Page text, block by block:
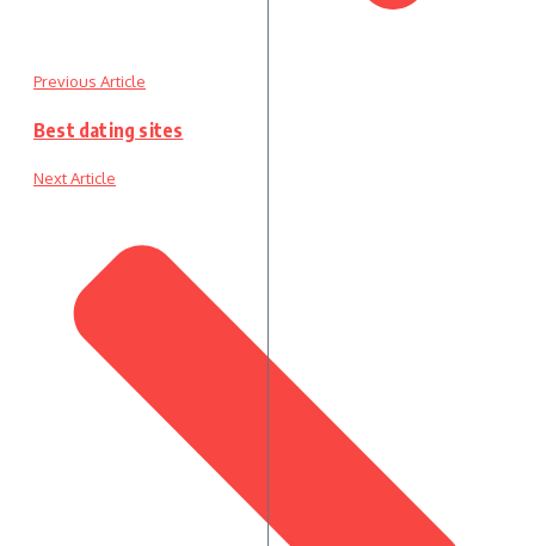
Previous Article
Best dating sites
Next Article